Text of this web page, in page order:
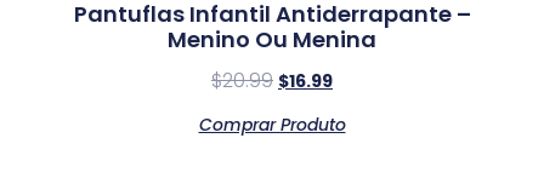
Pantuflas Infantil Antiderrapante –
Menino Ou Menina
$20.99 $16.99
Comprar Produto